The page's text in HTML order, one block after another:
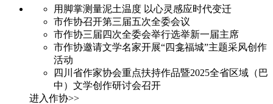
用脚掌测量泥土温度 以心灵感应时代变迁
市作协召开第三届五次全委会议
市作协三届四次全委会举行选举新一届主席
市作协邀请文学名家开展“四龛福城”主题采风创作
活动
四川省作家协会重点扶持作品暨2025全省区域（巴
中）文学创作研讨会召开
进入作协>>